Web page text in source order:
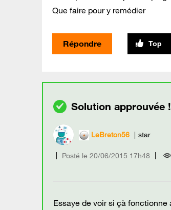
Que faire pour y remédier
Répondre
LeBreton56 star
Posté le ‎20/06/2015 17h48
Essaye de voir si çà